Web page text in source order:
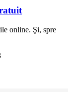
online. Şi, spre